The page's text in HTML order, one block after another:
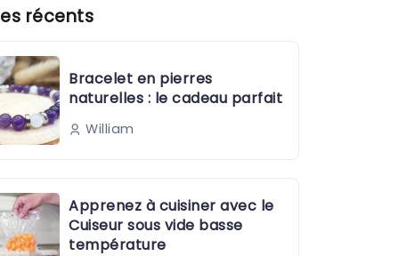
récents
Bracelet en pierres
naturelles : le cadeau parfait
William
Apprenez à cuisiner avec le
Cuiseur sous vide basse
température